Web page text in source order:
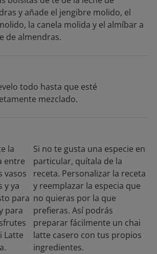
y añade el jengibre molido, el
la canela molida y el almíbar a
de almendras.
todo hasta que esté
mezclado.
la
entre
vasos
y ya
para
para
Latte
Si no te gusta una especie en
particular, quítala de la
receta. Personalizar la receta
y reemplazar la especia que
no quieras por la que
prefieras. Así podrás
preparar fácilmente un chai
latte casero con tus propios
ingredientes.